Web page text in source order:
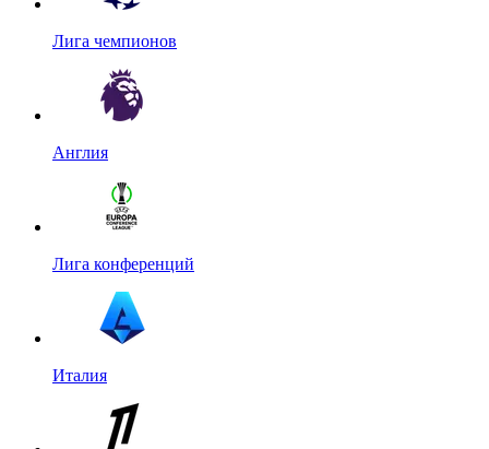
Лига чемпионов
Англия
Лига конференций
Италия